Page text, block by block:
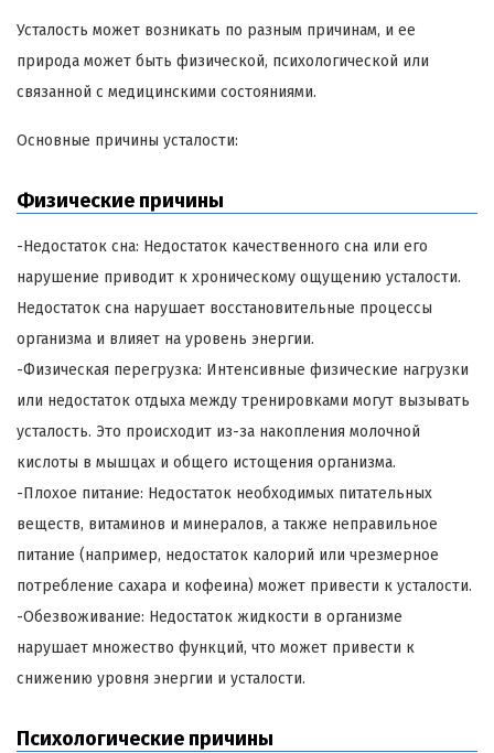
Усталость может возникать по разным причинам, и ее
природа может быть физической, психологической или
связанной с медицинскими состояниями.
Основные причины усталости:
Физические причины
-Недостаток сна: Недостаток качественного сна или его
нарушение приводит к хроническому ощущению усталости.
Недостаток сна нарушает восстановительные процессы
организма и влияет на уровень энергии.
-Физическая перегрузка: Интенсивные физические нагрузки
или недостаток отдыха между тренировками могут вызывать
усталость. Это происходит из-за накопления молочной
кислоты в мышцах и общего истощения организма.
-Плохое питание: Недостаток необходимых питательных
веществ, витаминов и минералов, а также неправильное
питание (например, недостаток калорий или чрезмерное
потребление сахара и кофеина) может привести к усталости.
-Обезвоживание: Недостаток жидкости в организме
нарушает множество функций, что может привести к
снижению уровня энергии и усталости.
Психологические причины